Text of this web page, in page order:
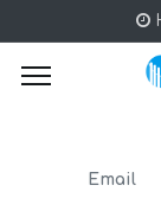
Email